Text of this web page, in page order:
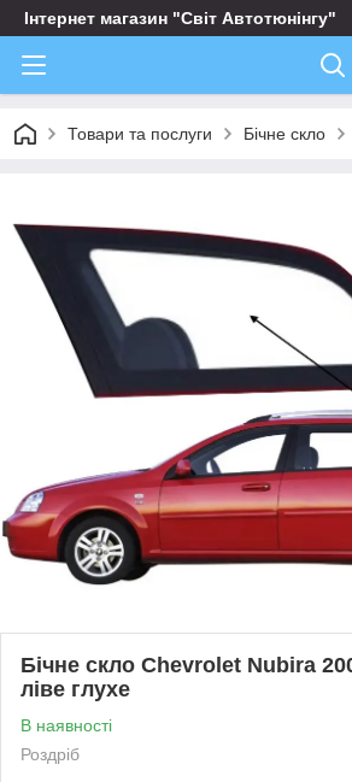
Інтернет магазин "Світ Автотюнінгу"
Товари та послуги Бічне скло
Бічне скло Chevrolet Nubira
ліве глухе
В наявності
Роздріб